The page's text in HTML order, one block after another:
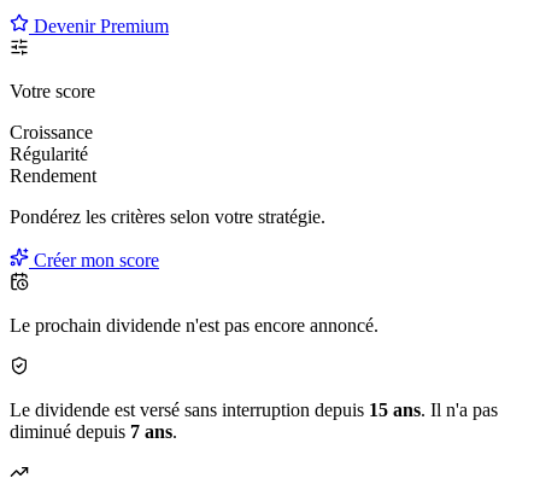
Devenir Premium
Votre score
Croissance
Régularité
Rendement
Pondérez les critères selon votre stratégie.
Créer mon score
Le prochain dividende n'est pas encore annoncé.
Le dividende est versé sans interruption depuis 15 ans. Il n'a pas
diminué depuis 7 ans.